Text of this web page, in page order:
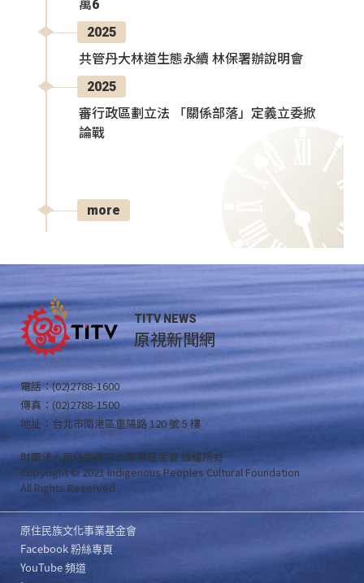
萬6
2025
共管丹大林道生態永續 林保署辦說明會
2025
審行政區劃立法 「關係部落」定義立委掀
論戰
more
TITV NEWS
原視新聞網
電話：(02)2788-1600
傳真：(02)2788-1500
地址：台北市南港區重陽路 120 號 5 樓
財團法人原住民族文化事業基金會 版權所有
Copyright © 2021 Indigenous Peoples Cultural Foundation
All Rights Reserved .
原住民族文化事業基金會
Facebook 粉絲專頁
YouTube 頻道